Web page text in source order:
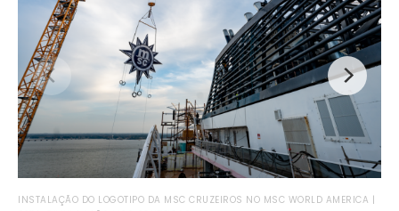
INSTALAÇÃO DO LOGOTIPO DA MSC CRUZEIROS NO MSC WORLD AMERICA |